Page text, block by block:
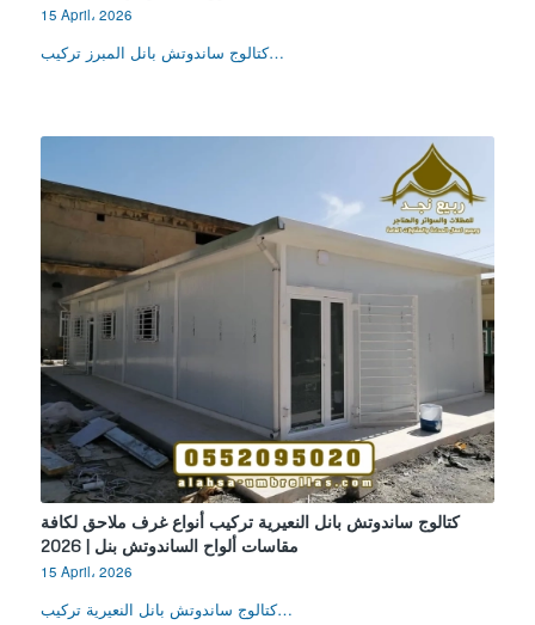
15 April، 2026
كتالوج ساندوتش بانل المبرز تركيب…
كتالوج ساندوتش بانل النعيرية تركيب أنواع غرف ملاحق لكافة
مقاسات ألواح الساندوتش بنل | 2026
15 April، 2026
كتالوج ساندوتش بانل النعيرية تركيب…